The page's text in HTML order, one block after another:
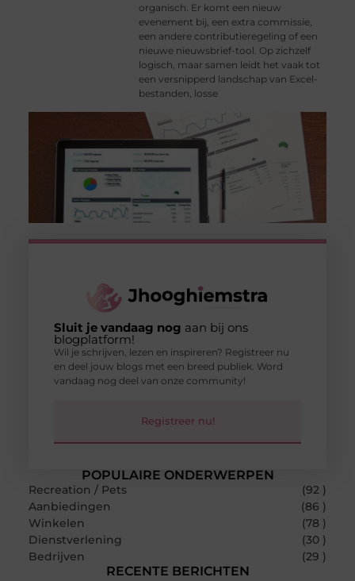
organisch. Er komt een nieuw
evenement bij, een extra commissie,
een andere contributieregeling of een
nieuwe nieuwsbrief-tool. Op zichzelf
logisch, maar samen leidt het vaak tot
een versnipperd landschap van Excel-
bestanden, losse
POPULAIRE ONDERWERPEN
Recreation / Pets
(92 )
Aanbiedingen
(86 )
Winkelen
(78 )
Dienstverlening
(30 )
Bedrijven
(29 )
RECENTE BERICHTEN
Sluit je vandaag nog aan bij ons
blogplatform!
Wil je schrijven, lezen en inspireren? Registreer nu
en deel jouw blogs met een breed publiek. Word
vandaag nog deel van onze community!
Registreer nu!